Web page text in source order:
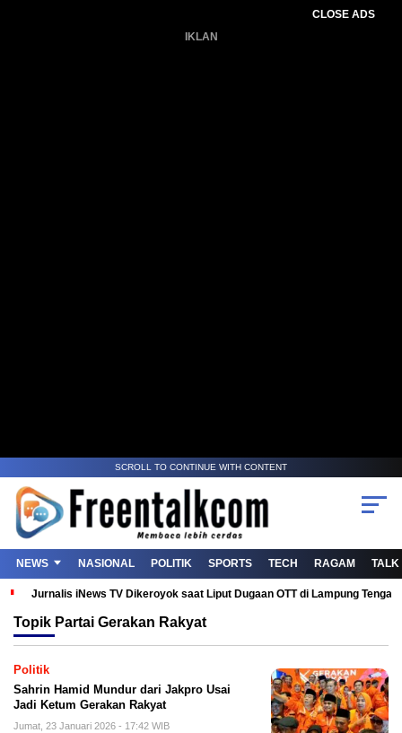
CLOSE ADS
IKLAN
SCROLL TO CONTINUE WITH CONTENT
NEWS NASIONAL POLITIK SPORTS TECH RAGAM TALK
Jurnalis iNews TV Dikeroyok saat Liput Dugaan OTT di Lampung
Topik Partai Gerakan Rakyat
Politik
Sahrin Hamid Mundur dari Jakpro Usai
Jadi Ketum Gerakan Rakyat
Jumat, 23 Januari 2026 - 17:42 WIB